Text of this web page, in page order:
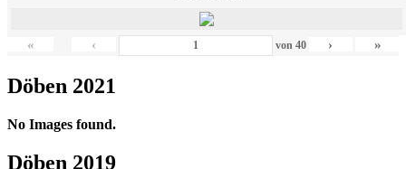
« ‹ von 40 › »
Döben 2021
No Images found.
Döben 2019